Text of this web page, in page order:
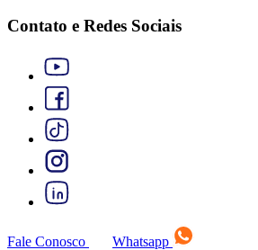
Contato e Redes Sociais
Fale Conosco Whatsapp